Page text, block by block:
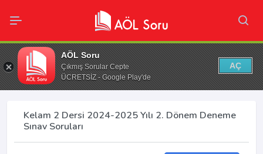
AÖL Soru
Çıkmış Sorular Cepte
ÜCRETSİZ - Google Play'de
AÇ
Kelam 2 Dersi 2024-2025 Yılı 2. Dönem Deneme
Sınav Soruları